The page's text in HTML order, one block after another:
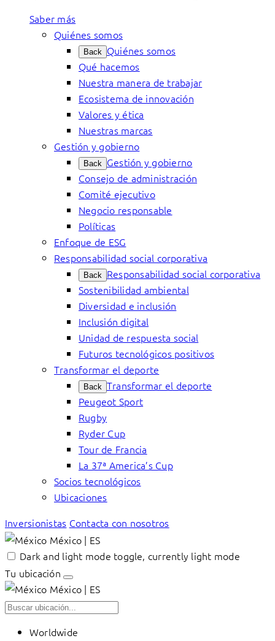
Saber más
Quiénes somos
Back Quiénes somos
Qué hacemos
Nuestra manera de trabajar
Ecosistema de innovación
Valores y ética
Nuestras marcas
Gestión y gobierno
Back Gestión y gobierno
Consejo de administración
Comité ejecutivo
Negocio responsable
Políticas
Enfoque de ESG
Responsabilidad social corporativa
Back Responsabilidad social corporativa
Sostenibilidad ambiental
Diversidad e inclusión
Inclusión digital
Unidad de respuesta social
Futuros tecnológicos positivos
Transformar el deporte
Back Transformar el deporte
Peugeot Sport
Rugby
Ryder Cup
Tour de Francia
La 37ª America’s Cup
Socios tecnológicos
Ubicaciones
Inversionistas Contacta con nosotros
México | ES
Dark and light mode toggle, currently light mode
Tu ubicación
México | ES
Worldwide